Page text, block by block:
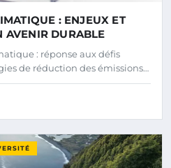
: ENJEUX ET
AVENIR DURABLE
: réponse aux défis
de réduction des émissions…